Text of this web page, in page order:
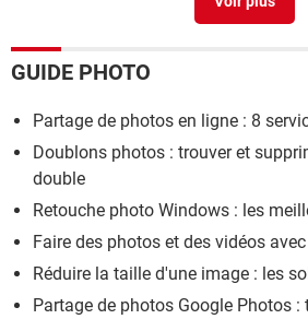
GUIDE PHOTO
Partage de photos en ligne : 8
Doublons photos : trouver et
double
Retouche photo Windows : les
Faire des photos et des vidéos
Réduire la taille d'une image : les
Partage de photos Google Photos